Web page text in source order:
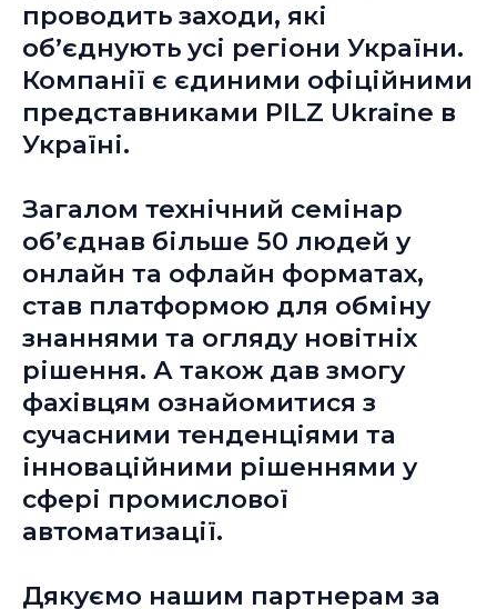
проводить заходи, які
об’єднують усі регіони України.
Компанії є єдиними офіційними
представниками PILZ Ukraine в
Україні.
Загалом технічний семінар
об’єднав більше 50 людей у
онлайн та офлайн форматах,
став платформою для обміну
знаннями та огляду новітніх
рішення. А також дав змогу
фахівцям ознайомитися з
сучасними тенденціями та
інноваційними рішеннями у
сфері промислової
автоматизації.
Дякуємо нашим партнерам за